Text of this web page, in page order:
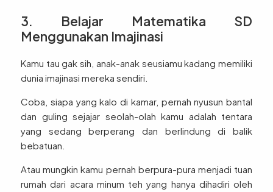
3. Belajar Matematika SD
Menggunakan Imajinasi
Kamu tau gak sih, anak-anak seusiamu kadang memiliki
dunia imajinasi mereka sendiri.
Coba, siapa yang kalo di kamar, pernah nyusun bantal
dan guling sejajar seolah-olah kamu adalah tentara
yang sedang berperang dan berlindung di balik
bebatuan.
Atau mungkin kamu pernah berpura-pura menjadi tuan
rumah dari acara minum teh yang hanya dihadiri oleh